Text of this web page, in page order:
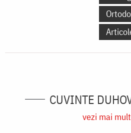
CUVINTE
vezi mai